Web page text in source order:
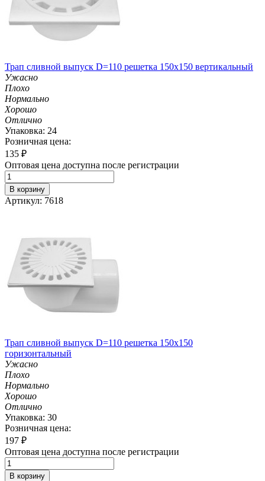
Трап сливной выпуск D=110 решетка 150х150 вертикальный
Ужасно
Плохо
Нормально
Хорошо
Отлично
Упаковка: 24
Розничная цена:
135 ₽
Оптовая цена доступна после регистрации
В корзину
Артикул: 7618
Трап сливной выпуск D=110 решетка 150х150
горизонтальный
Ужасно
Плохо
Нормально
Хорошо
Отлично
Упаковка: 30
Розничная цена:
197 ₽
Оптовая цена доступна после регистрации
В корзину